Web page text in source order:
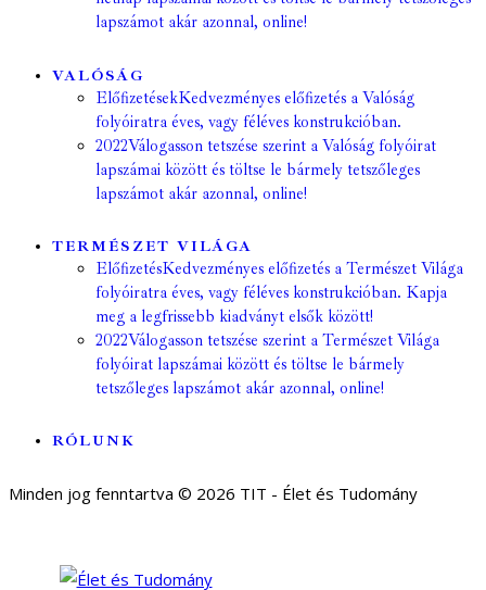
lapszámot akár azonnal, online!
VALÓSÁG
ElőfizetésekKedvezményes előfizetés a Valóság
folyóiratra éves, vagy féléves konstrukcióban.
2022Válogasson tetszése szerint a Valóság folyóirat
lapszámai között és töltse le bármely tetszőleges
lapszámot akár azonnal, online!
TERMÉSZET VILÁGA
ElőfizetésKedvezményes előfizetés a Természet Világa
folyóiratra éves, vagy féléves konstrukcióban. Kapja
meg a legfrissebb kiadványt elsők között!
2022Válogasson tetszése szerint a Természet Világa
folyóirat lapszámai között és töltse le bármely
tetszőleges lapszámot akár azonnal, online!
RÓLUNK
Minden jog fenntartva © 2026 TIT - Élet és Tudomány